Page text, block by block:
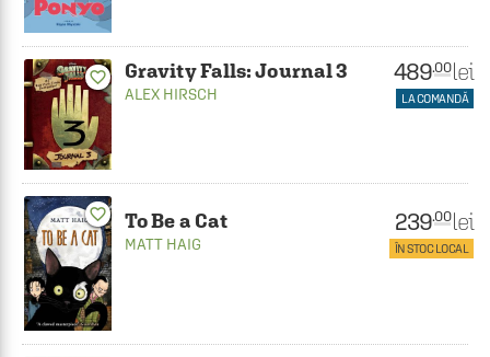
favorite_border Gravity Falls: Journal 3
ALEX HIRSCH
489.00 lei
LA COMANDĂ
favorite_border To Be a Cat
MATT HAIG
239.00 lei
ÎN STOC LOCAL